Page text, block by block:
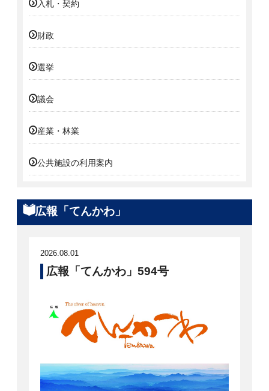
入札・契約
財政
選挙
議会
産業・林業
公共施設の利用案内
広報「てんかわ」
2026.08.01
広報「てんかわ」594号